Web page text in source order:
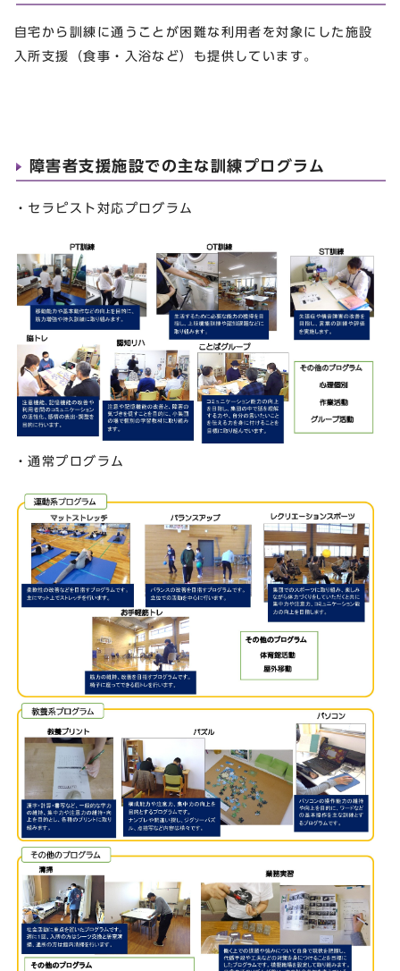
自宅から訓練に通うことが困難な利用者を対象にした施設
入所支援（食事・入浴など）も提供しています。
障害者支援施設での主な訓練プログラム
・セラピスト対応プログラム
・通常プログラム